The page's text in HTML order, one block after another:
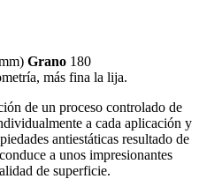
Grano 180
más fina la lija.
de un proceso controlado de
a cada aplicación y
antiestáticas resultado de
a unos impresionantes
de superficie.